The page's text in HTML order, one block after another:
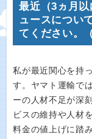
最近（3ヵ月
ュースについ
てください。
私が最近関心を持
す。ヤマト運輸で
ーの人材不足が深
ビスの維持や人材
料金の値上げに踏